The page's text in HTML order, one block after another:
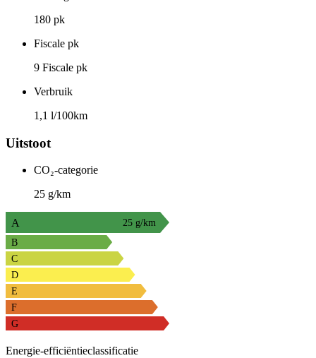
180 pk
Fiscale pk
9 Fiscale pk
Verbruik
1,1 l/100km
Uitstoot
CO₂-categorie
25 g/km
A
25 g/km
B
C
D
E
F
G
Energie-efficiëntieclassificatie